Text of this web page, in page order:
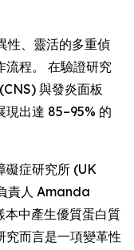
性、靈活的多重偵
流程。 在驗證研究
與發炎面板
現出達 85–95% 的
礙症研究所 (UK
責人 Amanda
中產生優質蛋白質
究而言是一項變革性